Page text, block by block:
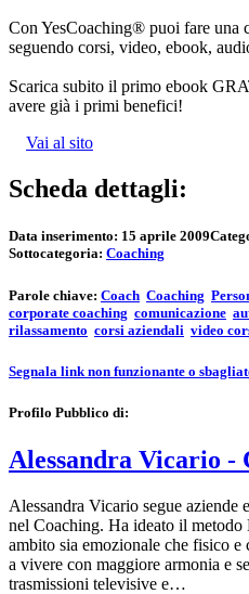
Con YesCoaching® puoi fare una
seguendo corsi, video, ebook,
Scarica subito il primo ebook
avere già i primi benefici!
Vai al sito
Scheda dettagli:
Data inserimento: 15 aprile 2009
Sottocategoria: Coaching
Parole chiave: Coach Coaching
corporate coaching comunicazione
rilassamento corsi aziendali video
Segnala link non funzionante o
Profilo Pubblico di:
Alessandra Vicario -
Alessandra Vicario segue aziende
nel Coaching. Ha ideato il
ambito sia emozionale che fisico
a vivere con maggiore armonia e
trasmissioni televisive e…